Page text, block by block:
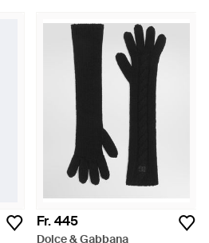
Fr. 445
Dolce & Gabbana